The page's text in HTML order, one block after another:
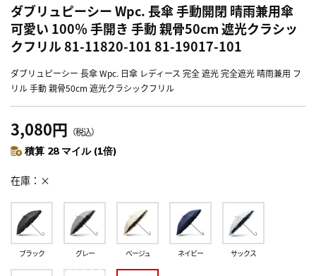
ダブリュピーシー Wpc. 長傘 手動開閉 晴雨兼用傘
可愛い 100％ 手開き 手動 親骨50cm 遮光クラシッ
クフリル 81-11820-101 81-19017-101
ダブリュピーシー 長傘 Wpc. 日傘 レディース 完全 遮光 完全遮光 晴雨兼用 フ
リル 手動 親骨50cm 遮光クラシックフリル
3,080円 （税込）
積算 28 マイル (1倍)
在庫 ×
ブラック グレー ベージュ ネイビー サックス